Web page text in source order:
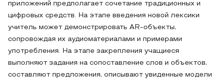
приложений предполагает сочетание традиционных и
цифровых средств. На этапе введения новой лексики
учитель может демонстрировать AR-объекты,
сопровождая их аудиоматериалами и примерами
употребления. На этапе закрепления учащиеся
выполняют задания на сопоставление слов и объектов,
составляют предложения, описывают увиденные модели